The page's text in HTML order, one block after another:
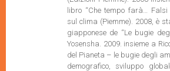
libro “Che tempo farà…
sul clima (Piemme). 2008, è
giapponese de “Le bugie
Yosensha. 2009. insieme a
del Pianeta – le bugie degli
demografico, sviluppo